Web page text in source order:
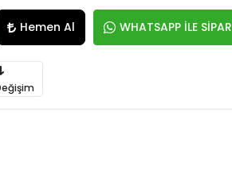
Hemen Al WHATSAPP İLE